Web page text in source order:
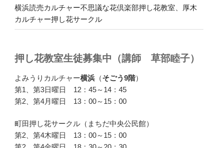
横浜読売カルチャー不思議な花倶楽部押し花教室、厚木
カルチャー押し花サークル
押し花教室生徒募集中（講師 草部睦子）
よみうりカルチャー横浜 （そごう9階）
第1、第3日曜日 12：45～14：45
第2、第4月曜日 13：00～15：00
町田押し花サークル（まちだ中央公民館）
第2、第4木曜日 13：00～15：00